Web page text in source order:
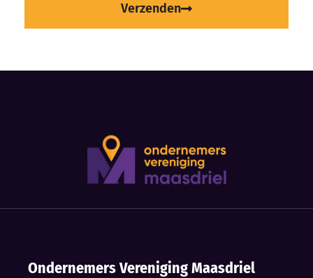
Verzenden
Ondernemers Vereniging Maasdriel